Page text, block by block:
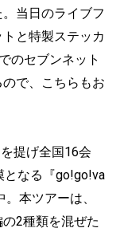
当日のライブフ
と特製ステッカ
のセブンネット
で、こちらもお
提げ全国16会
となる『go!go!va
本ツアーは、
2種類を混ぜた